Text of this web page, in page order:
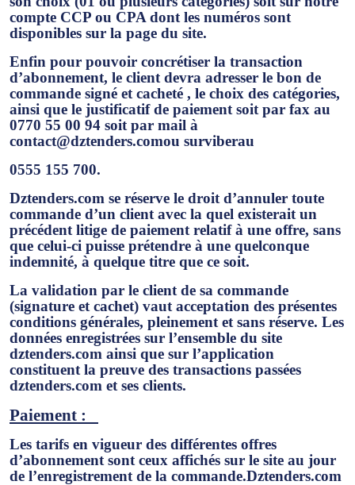
compte CCP ou CPA dont les numéros sont
disponibles sur la page du site.
Enfin pour pouvoir concrétiser la transaction
d’abonnement, le client devra adresser le bon de
commande signé et cacheté , le choix des catégories,
ainsi que le justificatif de paiement soit par fax au
0770 55 00 94 soit par mail à
contact@dztenders.comou surviberau
0555 155 700.
Dztenders.com se réserve le droit d’annuler toute
commande d’un client avec la quel existerait un
précédent litige de paiement relatif à une offre, sans
que celui-ci puisse prétendre à une quelconque
indemnité, à quelque titre que ce soit.
La validation par le client de sa commande
(signature et cachet) vaut acceptation des présentes
conditions générales, pleinement et sans réserve. Les
données enregistrées sur l’ensemble du site
dztenders.com ainsi que sur l’application
constituent la preuve des transactions passées
dztenders.com et ses clients.
Paiement :
Les tarifs en vigueur des différentes offres
d’abonnement sont ceux affichés sur le site au jour
de l’enregistrement de la commande.Dztenders.com